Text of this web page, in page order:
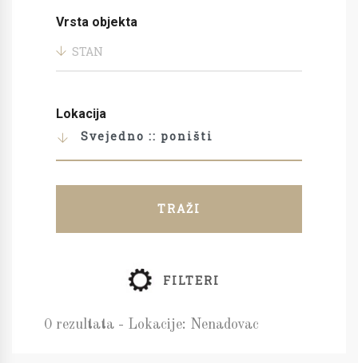
Vrsta objekta
STAN
Lokacija
Svejedno :: poništi
TRAŽI
FILTERI
0 rezultata - Lokacije: Nenadovac